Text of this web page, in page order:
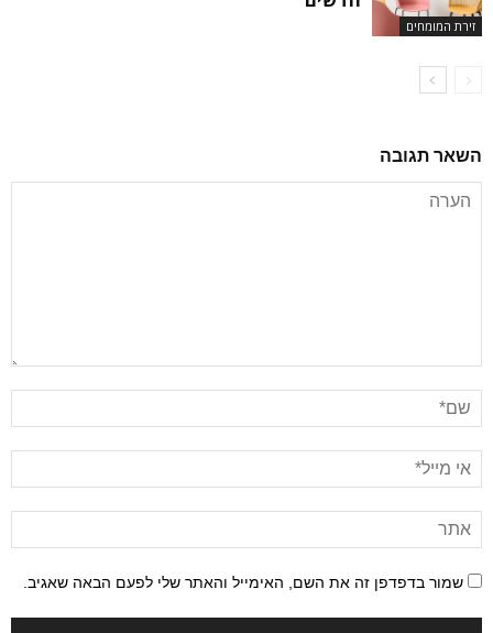
זירת המומחים
השאר תגובה
שמור בדפדפן זה את השם, האימייל והאתר שלי לפעם הבאה שאגיב.